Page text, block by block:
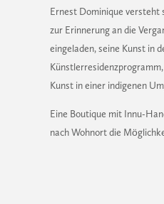
Ernest Dominique versteht
zur Erinnerung an die
eingeladen, seine Kunst in
Kunst in einer indigenen
Eine Boutique mit Innu-
nach Wohnort die